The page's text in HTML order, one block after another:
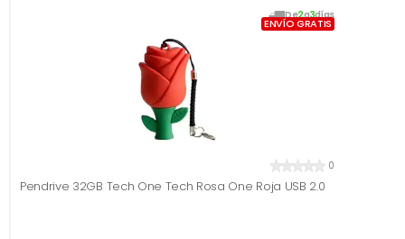
De2a3días
ENVÍO GRATIS
0
Pendrive 32GB Tech One Tech Rosa One Roja USB 2.0